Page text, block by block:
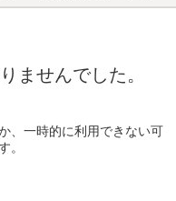
ませんでした。
、一時的に利用できない可
。